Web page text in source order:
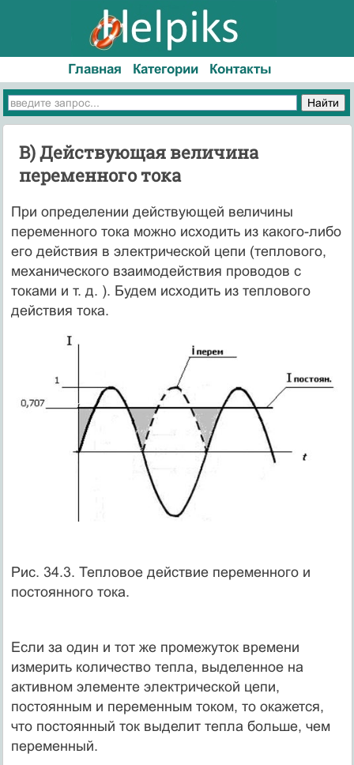
Главная Категории Контакты
В) Действующая величина
переменного тока
При определении действующей величины
переменного тока можно исходить из какого-либо
его действия в электрической цепи (теплового,
механического взаимодействия проводов с
токами и т. д. ). Будем исходить из теплового
действия тока.
Рис. 34.3. Тепловое действие переменного и
постоянного тока.
Если за один и тот же промежуток времени
измерить количество тепла, выделенное на
активном элементе электрической цепи,
постоянным и переменным током, то окажется,
что постоянный ток выделит тепла больше, чем
переменный.